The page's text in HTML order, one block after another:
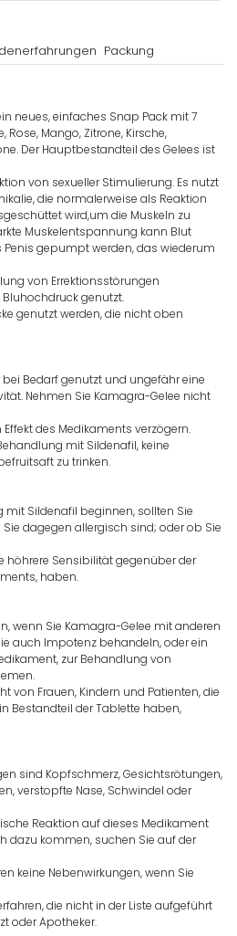
Packung
neues, einfaches Snap Pack mit 7
Mango, Zitrone, Kirsche,
Der Hauptbestandteil des Gelees ist
von sexueller Stimulierung. Es nutzt
die normalerweise als Reaktion
wird,um die Muskeln zu
Muskelentspannung kann Blut
gepumpt werden, das wiederum
von Errektionsstörungen
genutzt.
genutzt werden, die nicht oben
Bedarf genutzt und ungefähr eine
Nehmen Sie Kamagra-Gelee nicht
des Medikaments verzögern.
mit Sildenafil, keine
zu trinken.
mit Sildenafil beginnen, sollten Sie
dagegen allergisch sind; oder ob Sie
höhrere Sensibilität gegenüber der
haben.
wenn Sie Kamagra-Gelee mit anderen
auch Impotenz behandeln, oder ein
zur Behandlung von
von Frauen, Kindern und Patienten, die
Bestandteil der Tablette haben,
sind Kopfschmerz, Gesichtsrötungen,
verstopfte Nase, Schwindel oder
Reaktion auf dieses Medikament
dazu kommen, suchen Sie auf der
keine Nebenwirkungen, wenn Sie
die nicht in der Liste aufgeführt
oder Apotheker.